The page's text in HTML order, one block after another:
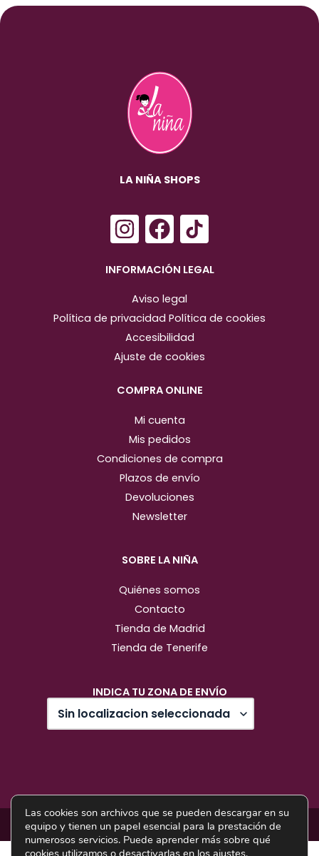
LA NIÑA SHOPS
I
n
s
a
g
r
m
F
a
c
e
b
o
o
INFORMACIÓN LEGAL
Aviso legal
Política de privacidad Política de cookies
Accesibilidad
Ajuste de cookies
COMPRA ONLINE
Mi cuenta
Mis pedidos
Condiciones de compra
Plazos de envío
Devoluciones
Newsletter
SOBRE LA NIÑA
Quiénes somos
Contacto
Tienda de Madrid
Tienda de Tenerife
INDICA TU ZONA DE ENVÍO
Diseño web: Pixel Innova
Las cookies son archivos que se pueden descargar en su
equipo y tienen un papel esencial para la prestación de
numerosos servicios. Puede aprender más sobre qué
cookies utilizamos o desactivarlas en los ajustes.